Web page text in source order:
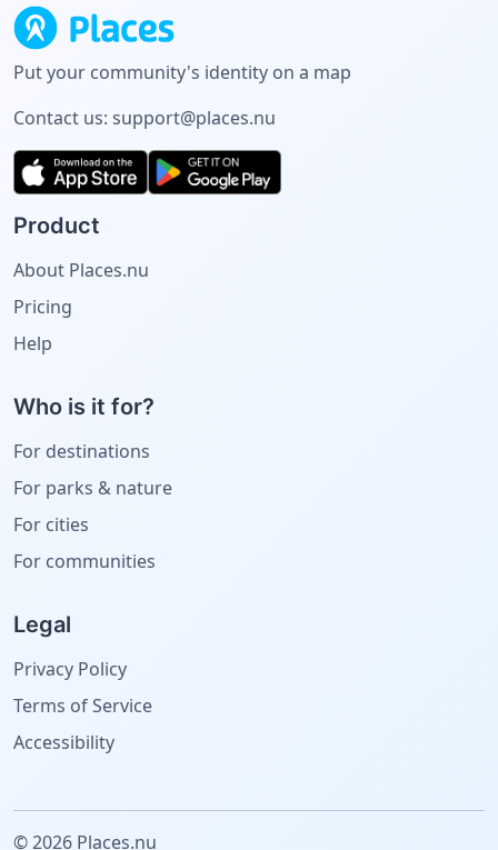
Put your community's identity on a map
Contact us: support@places.nu
Product
About Places.nu
Pricing
Help
Who is it for?
For destinations
For parks & nature
For cities
For communities
Legal
Privacy Policy
Terms of Service
Accessibility
© 2026 Places.nu